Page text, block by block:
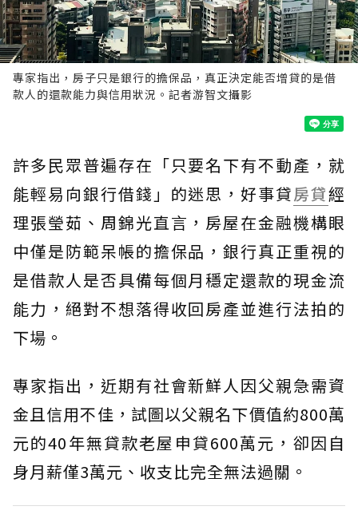
專家指出，房子只是銀行的擔保品，真正決定能否增貸的是借
款人的還款能力與信用狀況。記者游智文攝影
許多民眾普遍存在「只要名下有不動產，就
能輕易向銀行借錢」的迷思，好事貸房貸經
理張瑩茹、周錦光直言，房屋在金融機構眼
中僅是防範呆帳的擔保品，銀行真正重視的
是借款人是否具備每個月穩定還款的現金流
能力，絕對不想落得收回房產並進行法拍的
下場。
專家指出，近期有社會新鮮人因父親急需資
金且信用不佳，試圖以父親名下價值約800萬
元的40年無貸款老屋申貸600萬元，卻因自
身月薪僅3萬元、收支比完全無法過關。